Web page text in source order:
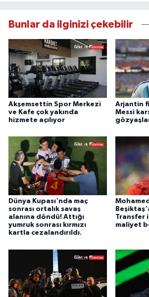
Bunlar da ilginizi çekebilir
Akşemsettin Spor Merkezi
ve Kafe çok yakında
hizmete açılıyor
Arjantin
Messi
Dünya Kupası'nda maç
sonrası ortalık savaş
alanına döndü! Attığı
yumruk sonrası kırmızı
kartla cezalandırıldı.
Transfer
maliyet